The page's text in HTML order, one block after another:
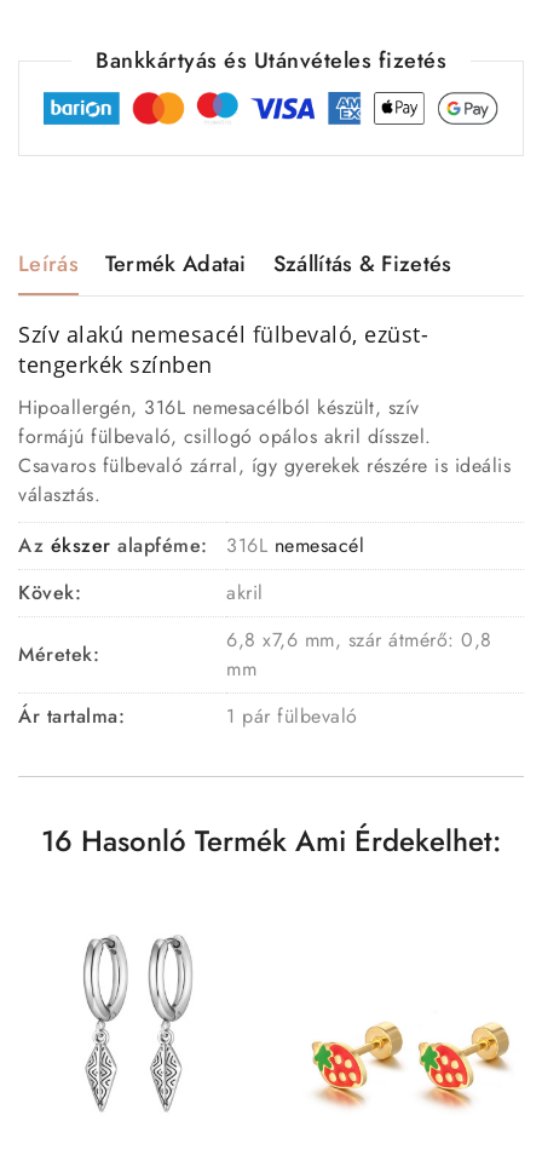
Bankkártyás és Utánvételes fizetés
Leírás Termék Adatai Szállítás & Fizetés
Szív alakú nemesacél fülbevaló, ezüst-
tengerkék színben
Hipoallergén, 316L nemesacélból készült, szív
formájú fülbevaló, csillogó opálos akril dísszel.
Csavaros fülbevaló zárral, így gyerekek részére is ideális
választás.
Az ékszer alapféme: 316L nemesacél
Kövek:
akril
Méretek:
6,8 x7,6 mm, szár átmérő: 0,8
mm
Ár tartalma:
1 pár fülbevaló
16 Hasonló Termék Ami Érdekelhet: